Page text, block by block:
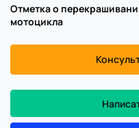
Отметка о
мотоцикла